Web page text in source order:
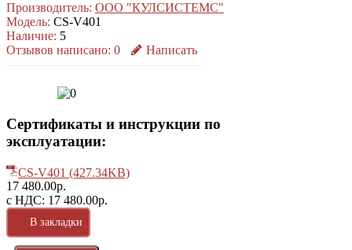
Производитель: ООО "КУЛСИСТЕМС"
Модель: CS-V401
Наличие: 5
Отзывов написано: 0 Написать
Сертификаты и инструкции по
эксплуатации:
CS-V401 (427.34KB)
17 480.00р.
с НДС: 17 480.00р.
В закладки